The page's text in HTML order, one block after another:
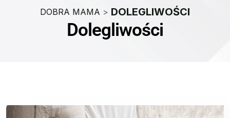
DOBRA MAMA > DOLEGLIWOŚCI
Dolegliwości